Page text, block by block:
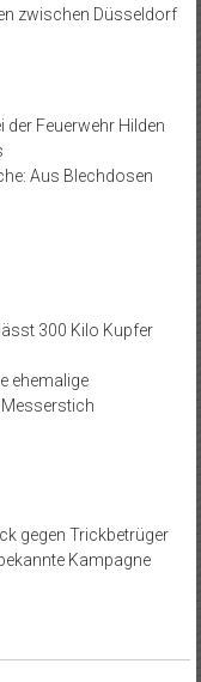
zwischen Düsseldorf
der Feuerwehr Hilden
Aus Blechdosen
300 Kilo Kupfer
ehemalige
gegen Trickbetrüger
Kampagne